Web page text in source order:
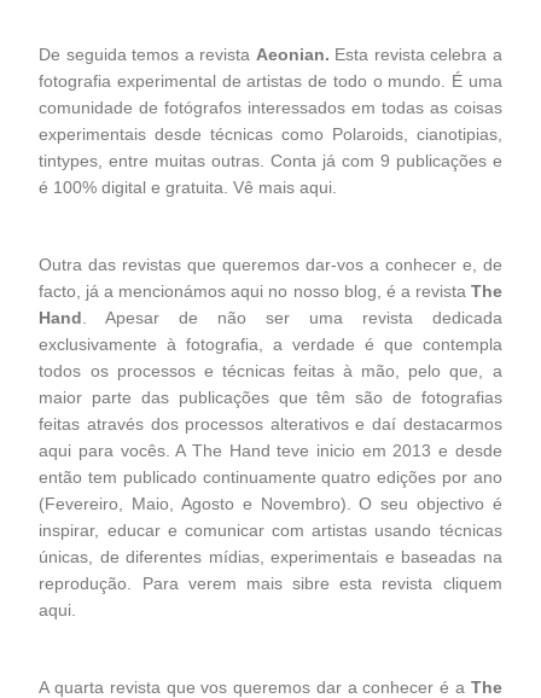
De seguida temos a revista Aeonian. Esta revista celebra a
fotografia experimental de artistas de todo o mundo. É uma
comunidade de fotógrafos interessados em todas as coisas
experimentais desde técnicas como Polaroids, cianotipias,
tintypes, entre muitas outras. Conta já com 9 publicações e
é 100% digital e gratuita. Vê maisaqui
Outra das revistas que queremos dar-vos a conhecer e, de
facto, já a mencionámos aqui no nosso blog, é a revista The
Hand . Apesar de não ser uma revista dedicada
exclusivamente à fotografia, a verdade é que contempla
todos os processos e técnicas feitas à mão, pelo que, a
maior parte das publicações que têm são de fotografias
feitas através dos processos alterativos e daí destacarmos
aqui para vocês. A The Hand teve inicio em 2013 e desde
então tem publicado continuamente quatro edições por ano
(Fevereiro, Maio, Agosto e Novembro). O seu objectivo é
inspirar, educar e comunicar com artistas usando técnicas
únicas, de diferentes mídias, experimentais e baseadas na
reprodução. Para verem mais sibre esta revista cliquem
aqui
A quarta revista que vos queremos dar a conhecer é a The